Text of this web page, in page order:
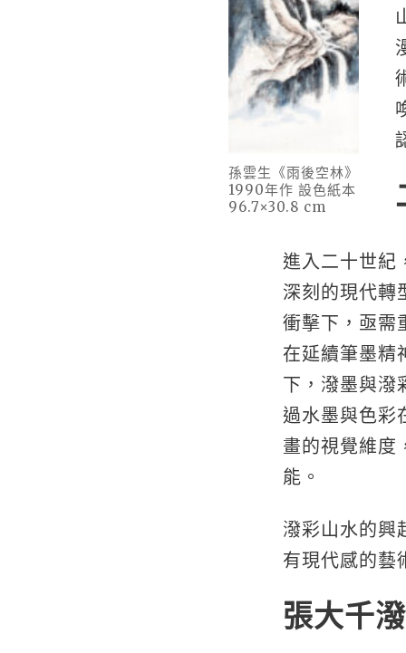
孫雲生《雨後空林》
1990年作 設色紙本
96.7×30.8 cm
進入二十世紀
深刻的現代轉
衝擊下，亟需
在延續筆墨精
下，潑墨與潑
過水墨與色彩
畫的視覺維度
能。
潑彩山水的興
有現代感的藝
張大千